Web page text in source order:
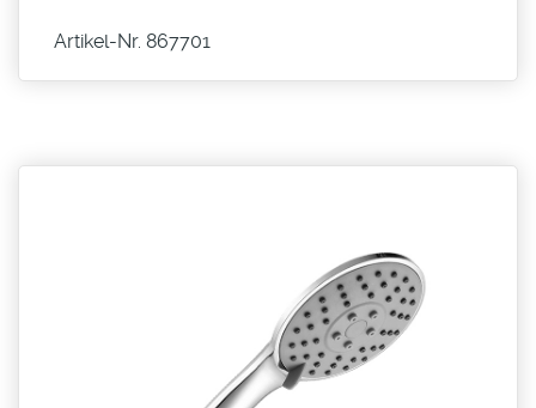
Artikel-Nr. 867701